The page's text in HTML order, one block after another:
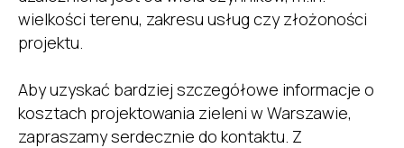
wielkości terenu, zakresu usług czy złożoności
projektu.
Aby uzyskać bardziej szczegółowe informacje o
kosztach projektowania zieleni w Warszawie,
zapraszamy serdecznie do kontaktu. Z